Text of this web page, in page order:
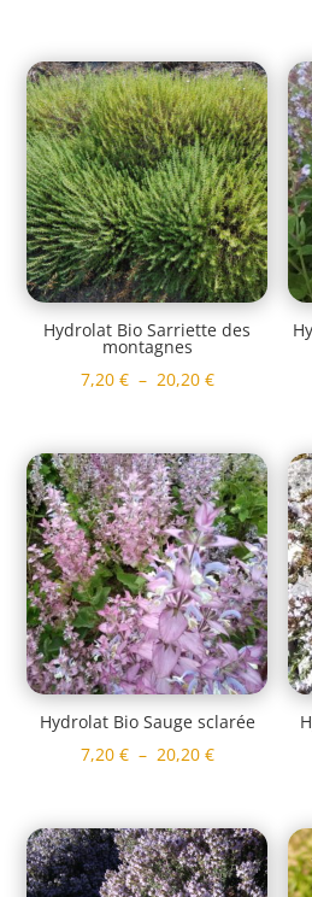
7,20 €
à
20,20 €
Hydrolat Bio Sarriette des
montagnes
7,20 € – 20,20 €Plage
7,20 €
à
20,20 €
Hydrolat Bio Sauge sclarée
7,20 € – 20,20 €Plage
7,20 €
à